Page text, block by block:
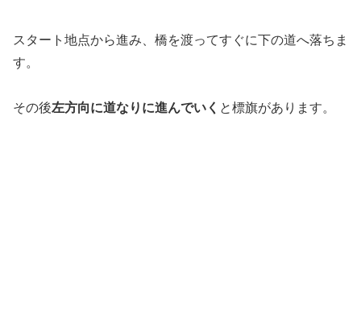
スタート地点から進み、橋を渡ってすぐに下の道へ落ちま
す。
その後左方向に道なりに進んでいく と標旗があります。